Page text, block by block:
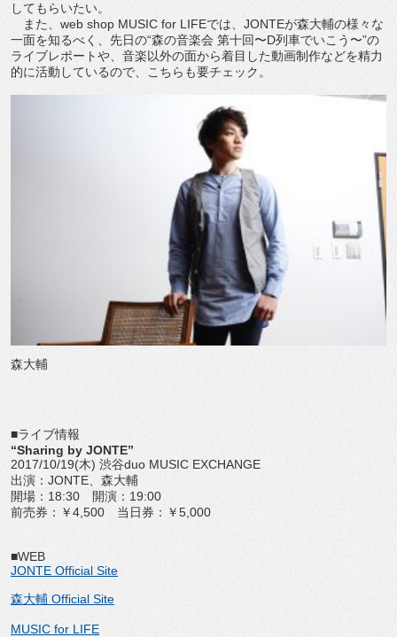
してもらいたい。
また、web shop MUSIC for LIFEでは、JONTEが森大輔の様々な
一面を知るべく、先日の“森の音楽会 第十回〜D列車でいこう〜”の
ライブレポートや、音楽以外の面から着目した動画制作などを精力
的に活動しているので、こちらも要チェック。
森大輔
■ライブ情報
“Sharing by JONTE”
2017/10/19(木) 渋谷duo MUSIC EXCHANGE
出演：JONTE、森大輔
開場：18:30 開演：19:00
前売券：￥4,500 当日券：￥5,000
■WEB
JONTE Official Site
森大輔 Official Site
MUSIC for LIFE